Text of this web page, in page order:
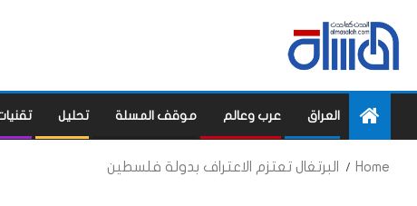
العراق عرب وعالم موقف المسلة تحليل
Home البرتغال تعتزم الاعتراف بدولة فلسطين